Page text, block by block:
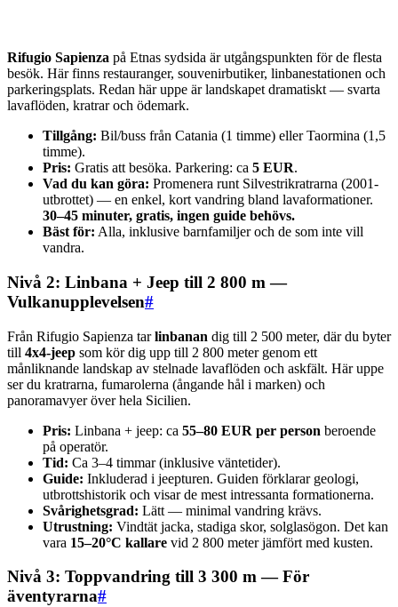
Rifugio Sapienza på Etnas sydsida är utgångspunkten för de flesta
besök. Här finns restauranger, souvenirbutiker, linbanestationen och
parkeringsplats. Redan här uppe är landskapet dramatiskt — svarta
lavaflöden, kratrar och ödemark.
Tillgång: Bil/buss från Catania (1 timme) eller Taormina (1,5
timme).
Pris: Gratis att besöka. Parkering: ca 5 EUR.
Vad du kan göra: Promenera runt Silvestrikratrarna (2001-
utbrottet) — en enkel, kort vandring bland lavaformationer.
30–45 minuter, gratis, ingen guide behövs.
Bäst för: Alla, inklusive barnfamiljer och de som inte vill
vandra.
Nivå 2: Linbana + Jeep till 2 800 m —
Vulkanupplevelsen#
Från Rifugio Sapienza tarlinbanan dig till 2 500 meter, där du byter
till 4x4-jeep som kör dig upp till 2 800 meter genom ett
månliknande landskap av stelnade lavaflöden och askfält. Här uppe
ser du kratrarna, fumarolerna (ångande hål i marken) och
panoramavyer över hela Sicilien.
Pris: Linbana + jeep: ca 55–80 EUR per person beroende
på operatör.
Tid: Ca 3–4 timmar (inklusive väntetider).
Guide: Inkluderad i jeepturen. Guiden förklarar geologi,
utbrottshistorik och visar de mest intressanta formationerna.
Svårighetsgrad: Lätt — minimal vandring krävs.
Utrustning: Vindtät jacka, stadiga skor, solglasögon. Det kan
vara 15–20°C kallare vid 2 800 meter jämfört med kusten.
Nivå 3: Toppvandring till 3 300 m — För
äventyrarna#